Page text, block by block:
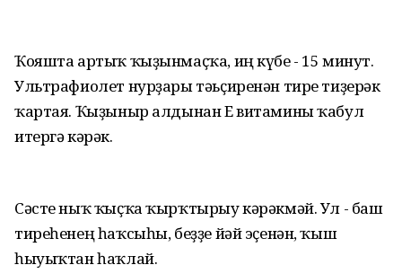
Ҡояшта артыҡ ҡыҙынмаҫҡа, иң күбе - 15 минут.
Ультрафиолет нурҙары тәьҫиренән тире тиҙерәк
ҡартая. Ҡыҙыныр алдынан Е витамины ҡабул
итергә кәрәк.
Сәсте ныҡ ҡыҫҡа ҡырҡтырыу кәрәкмәй. Ул - баш
тиреһенең һаҡсыһы, беҙҙе йәй эҫенән, ҡыш
һыуыҡтан һаҡлай.